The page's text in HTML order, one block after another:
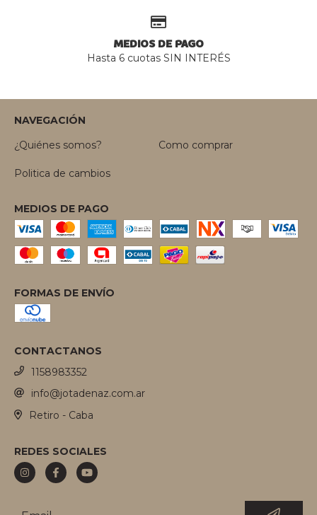
MEDIOS DE PAGO
Hasta 6 cuotas SIN INTERÉS
NAVEGACIÓN
¿Quiénes somos?
Como comprar
Politica de cambios
MEDIOS DE PAGO
FORMAS DE ENVÍO
CONTACTANOS
1158983352
info@jotadenaz.com.ar
Retiro - Caba
REDES SOCIALES